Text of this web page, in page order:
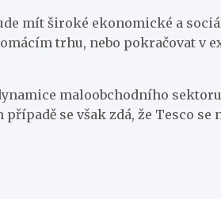
mít široké ekonomické a
trhu, nebo pokračovat v
maloobchodního
se však zdá, že Tesco se